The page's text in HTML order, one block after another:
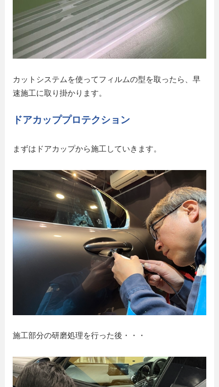
カットシステムを使ってフィルムの型を取ったら、早
速施工に取り掛かります。
ドアカッププロテクション
まずはドアカップから施工していきます。
施工部分の研磨処理を行った後・・・